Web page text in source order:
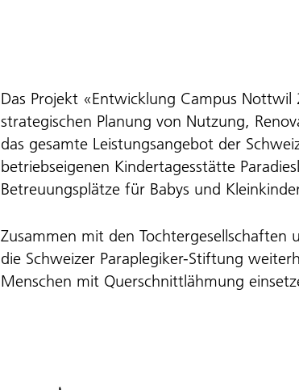
Das Projekt «Entwicklung Campus
strategischen Planung von Nutzung,
das gesamte Leistungsangebot der
betriebseigenen Kindertagesstätte
Betreuungsplätze für Babys und
Zusammen mit den Tochtergesellschaften
die Schweizer Paraplegiker-Stiftung
Menschen mit Querschnittlähmung